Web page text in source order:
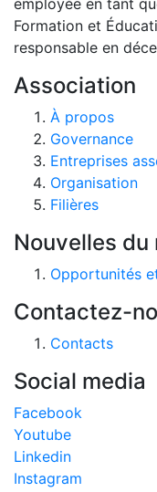
employée en tant
Formation et
responsable en
Association
À propos
Governance
Entreprises
Organisation
Filières
Nouvelles du
Opportunités
Contactez-
Contacts
Social media
Facebook
Youtube
Linkedin
Instagram